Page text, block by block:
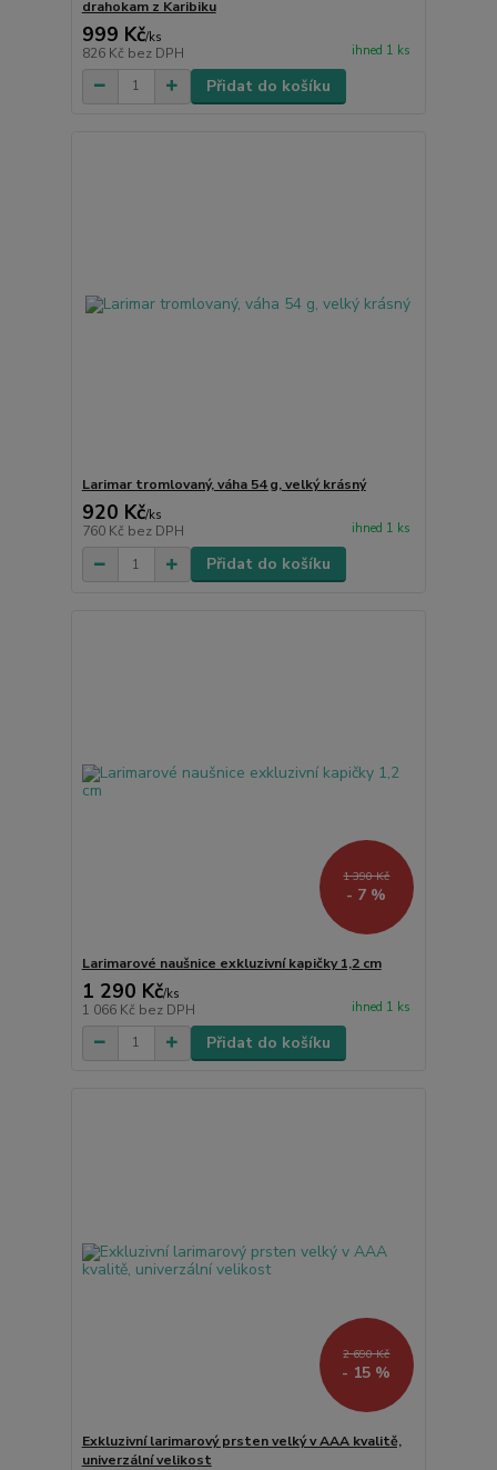
drahokam z Karibiku
999 Kč/ks
826 Kč bez DPH ihned 1 ks
Přidat do košíku
Larimar tromlovaný, váha 54 g, velký krásný
920 Kč/ks
760 Kč bez DPH ihned 1 ks
Přidat do košíku
1 390 Kč
- 7 %
Larimarové naušnice exkluzivní kapičky 1,2 cm
1 290 Kč/ks
1 066 Kč bez DPH ihned 1 ks
Přidat do košíku
2 690 Kč
- 15 %
Exkluzivní larimarový prsten velký v AAA kvalitě,
univerzální velikost